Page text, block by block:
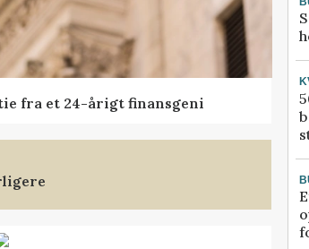
fra et 24-årigt finansgeni